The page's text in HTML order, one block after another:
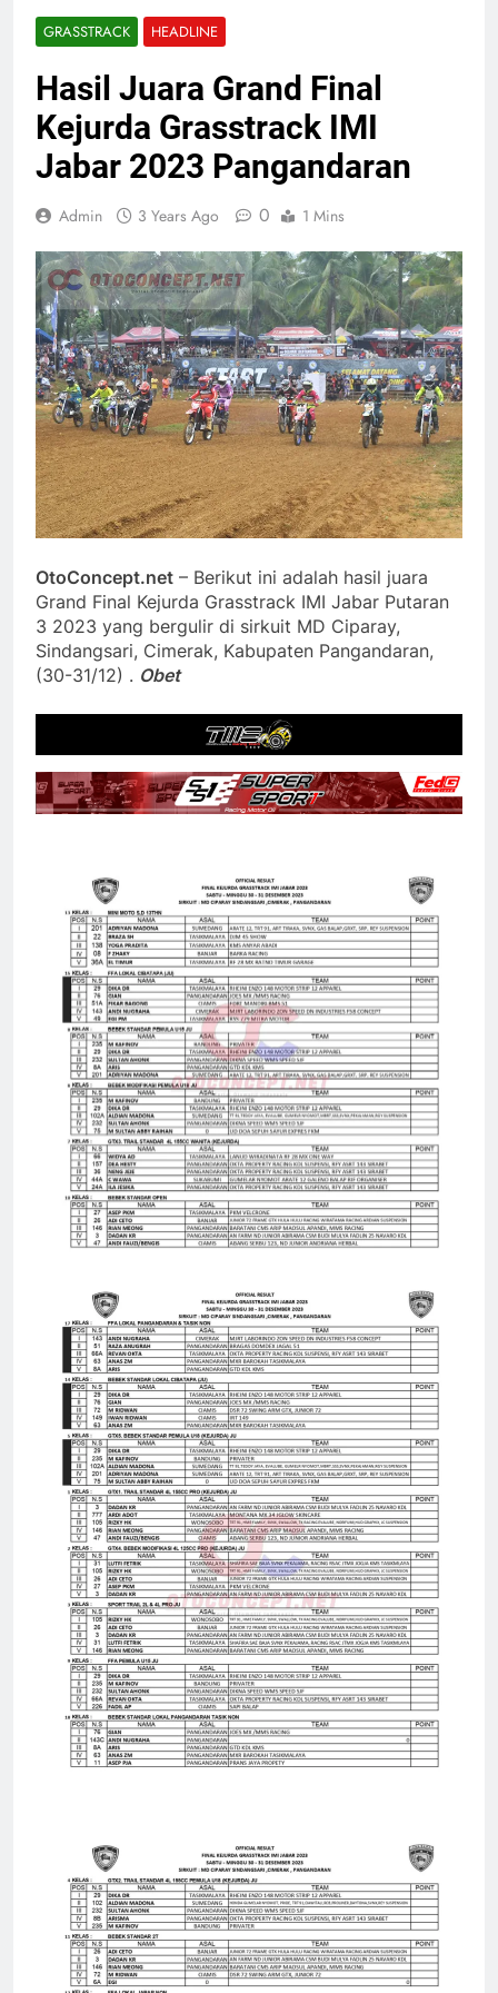
GRASSTRACK HEADLINE
Hasil Juara Grand Final
Kejurda Grasstrack IMI
Jabar 2023 Pangandaran
Admin 3 Years Ago 0 1 Mins
OtoConcept.net – Berikut ini adalah hasil juara
Grand Final Kejurda Grasstrack IMI Jabar Putaran
3 2023 yang bergulir di sirkuit MD Ciparay,
Sindangsari, Cimerak, Kabupaten Pangandaran,
(30-31/12) . Obet